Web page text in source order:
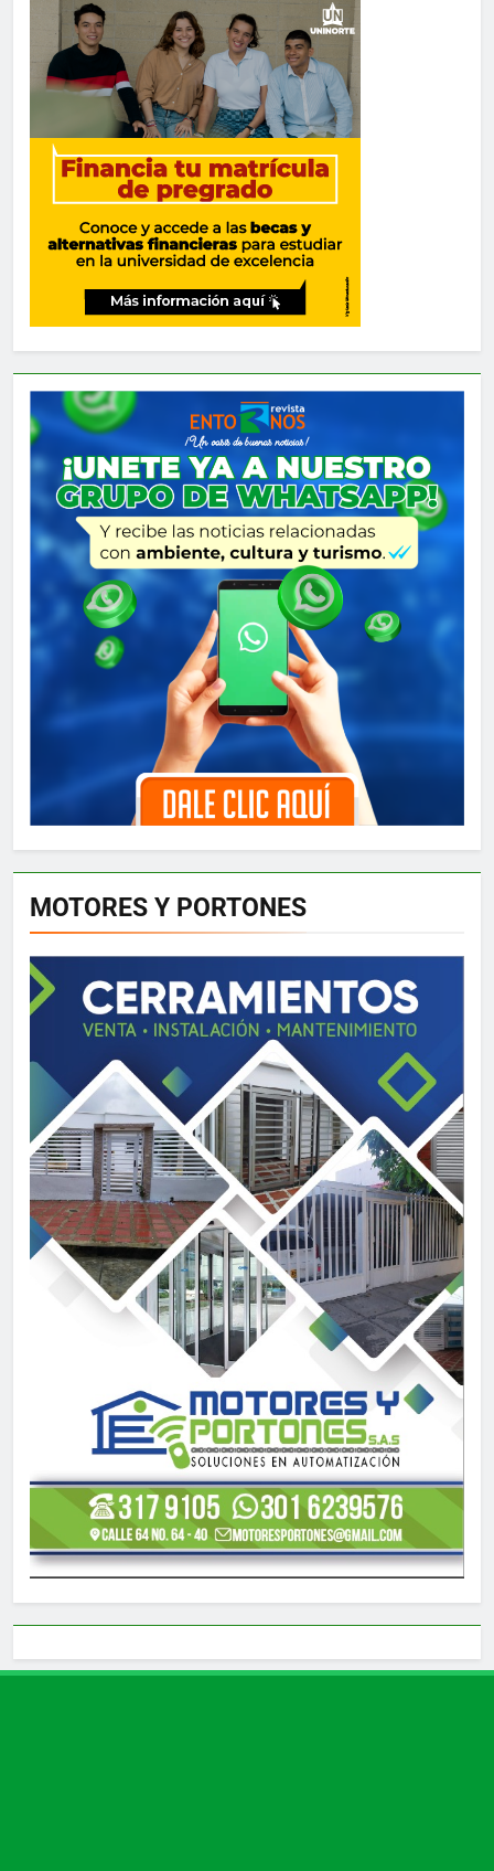
MOTORES Y PORTONES